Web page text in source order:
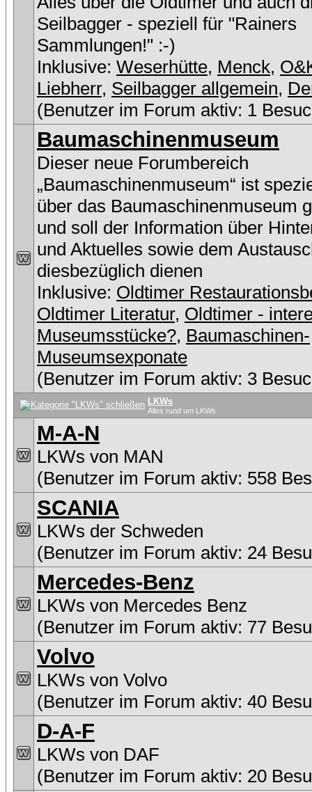
Seilbagger - speziell für "Rainers
Sammlungen!" :-)
Inklusive: Weserhütte, Menck,
Liebherr, Seilbagger allgemein,
(Benutzer im Forum aktiv: 1
Baumaschinenmuseum
Dieser neue Forumbereich
„Baumaschinenmuseum“ ist
über das Baumaschinenmuseum
und soll der Information über
und Aktuelles sowie dem
diesbezüglich dienen
Inklusive: Oldtimer
Oldtimer Literatur, Oldtimer -
Museumsstücke?, Baumaschinen-
Museumsexponate
(Benutzer im Forum aktiv: 3
LKWs
Alles rund um LKWs
M-A-N
LKWs von MAN
(Benutzer im Forum aktiv: 558
SCANIA
LKWs der Schweden
(Benutzer im Forum aktiv: 24
Mercedes-Benz
LKWs von Mercedes Benz
(Benutzer im Forum aktiv: 77
Volvo
LKWs von Volvo
(Benutzer im Forum aktiv: 40
D-A-F
LKWs von DAF
(Benutzer im Forum aktiv: 20